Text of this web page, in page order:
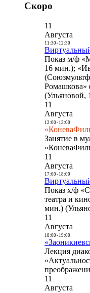
Скоро
11
Августа
11:30- 12:30
Показ м/ф
16 мин.);
Ромашкова»
(Ульяновой,
11
Августа
12:00- 13:00
Занятие в
11
Августа
17:00- 18:00
Показ х/ф
театра и
мин.)
11
Августа
18:00- 19:00
Лекция
11
Августа